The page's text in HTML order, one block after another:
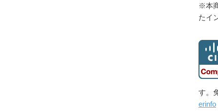
※本
たイ
す。
erinfo